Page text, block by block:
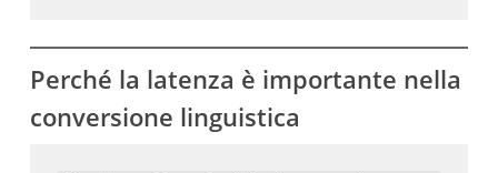
Perché la latenza è importante nella
conversione linguistica